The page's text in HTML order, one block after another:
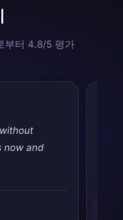
부터 4.8/5 평가
now and